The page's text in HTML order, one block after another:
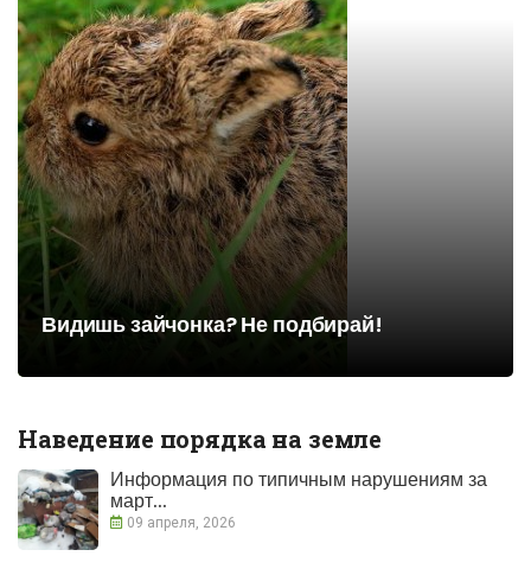
Видишь зайчонка? Не подбирай!
Наведение порядка на земле
Информация по типичным нарушениям за
март...
09 апреля, 2026